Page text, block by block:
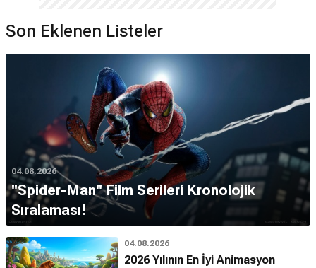
Son Eklenen Listeler
04.08.2026
''Spider-Man'' Film Serileri Kronolojik
Sıralaması!
04.08.2026
2026 Yılının En İyi Animasyon